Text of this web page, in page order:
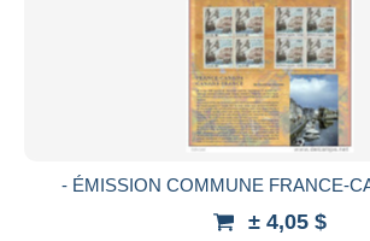
- ÉMISSION COMMUNE FRANCE-
± 4,05 $